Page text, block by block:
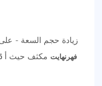
زيادة حجم السعة -
فهرنهايت مكثف حيث أ 25